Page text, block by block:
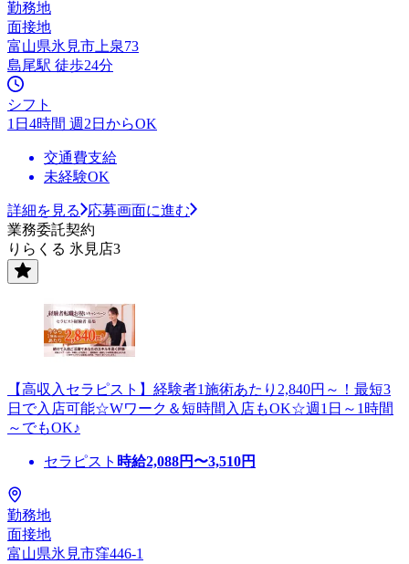
勤務地
面接地
富山県氷見市上泉73
島尾駅 徒歩24分
シフト
1日4時間 週2日からOK
交通費支給
未経験OK
詳細を見る
応募画面に進む
業務委託契約
りらくる 氷見店3
【高収入セラピスト】経験者1施術あたり2,840円～！最短3
日で入店可能☆Wワーク＆短時間入店もOK☆週1日～1時間
～でもOK♪
セラピスト 時給2,088円〜3,510円
勤務地
面接地
富山県氷見市窪446-1